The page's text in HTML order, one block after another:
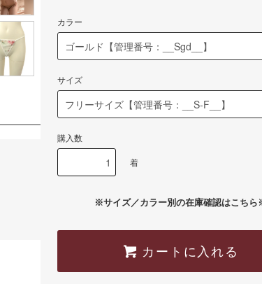
カラー
サイズ
購入数
着
※サイズ／カラー別の在庫確認はこち
カートに入れる